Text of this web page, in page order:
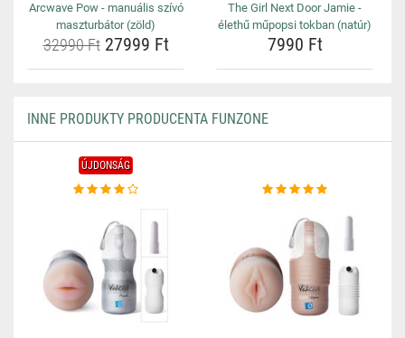
Arcwave Pow - manuális szívó
maszturbátor (zöld)
32990 Ft27999 Ft
The Girl Next Door Jamie -
élethű műpopsi tokban (natúr)
7990 Ft
INNE PRODUKTY PRODUCENTA FUNZONE
ÚJDONSÁG